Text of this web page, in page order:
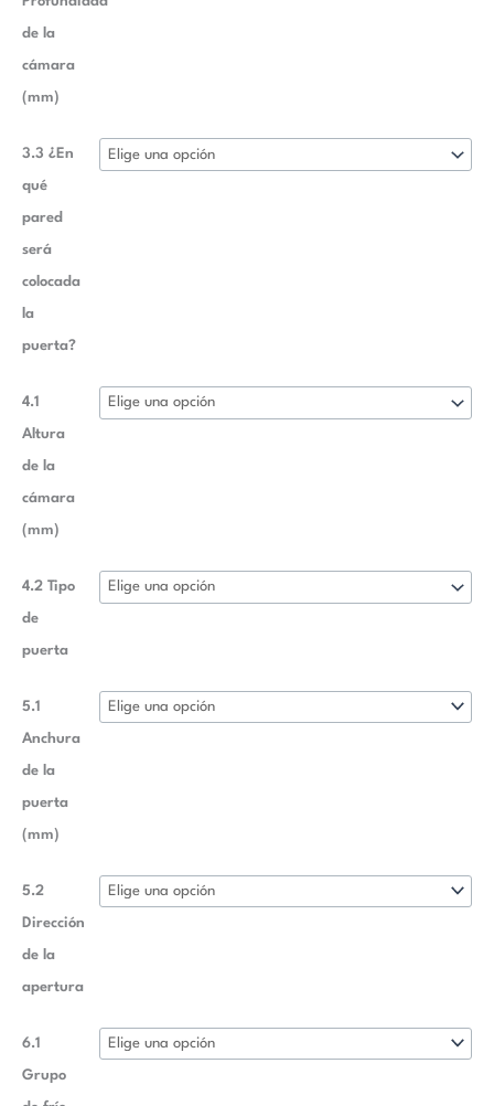
de la
cámara
(mm)
3.3 ¿En
qué
pared
será
colocada
la
puerta?
4.1
Altura
de la
cámara
(mm)
4.2 Tipo
de
puerta
5.1
Anchura
de la
puerta
(mm)
5.2
Dirección
de la
apertura
6.1
Grupo